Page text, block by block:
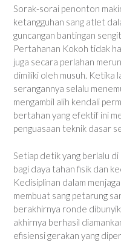
Sorak-sorai penonton
ketangguhan sang atlet
guncangan bantingan
Pertahanan Kokoh tidak
juga secara perlahan
dimiliki oleh musuh. Ketika
serangannya selalu
mengambil alih kendali
bertahan yang efektif ini
penguasaan teknik dasar
Setiap detik yang berlalu
bagi daya tahan fisik dan
Kedisiplinan dalam
membuat sang petarung
berakhirnya ronde
akhirnya berhasil
efisiensi gerakan yang